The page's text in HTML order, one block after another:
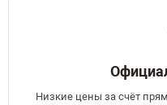
Низкие цены за счёт